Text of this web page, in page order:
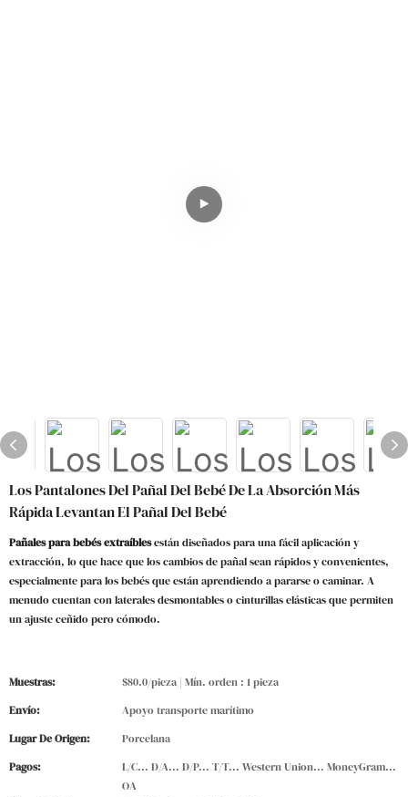
Los Pantalones Del Pañal Del Bebé De La Absorción Más
Rápida Levantan El Pañal Del Bebé
Pañales para bebés extraíblesestán diseñados para una fácil aplicación y
extracción, lo que hace que los cambios de pañal sean rápidos y convenientes,
especialmente para los bebés que están aprendiendo a pararse o caminar. A
menudo cuentan con laterales desmontables o cinturillas elásticas que permiten
un ajuste ceñido pero cómodo.
Muestras:
$80.0/pieza | Mín. orden : 1 pieza
Envío:
Apoyo transporte marítimo
Lugar De Origen:
Porcelana
Pagos:
L/C... D/A... D/P... T/T... Western Union... MoneyGram...
OA